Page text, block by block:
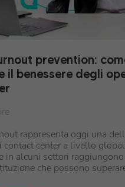
prevention:
il benessere degli
rappresenta oggi una
contact center a livello
in alcuni settori
che possono